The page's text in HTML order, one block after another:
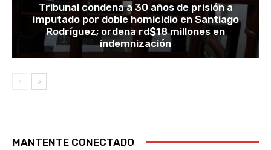
Tribunal condena a 30 años de prisión a
imputado por doble homicidio en Santiago
Rodríguez; ordena rd$18 millones en
indemnización
MANTENTE CONECTADO